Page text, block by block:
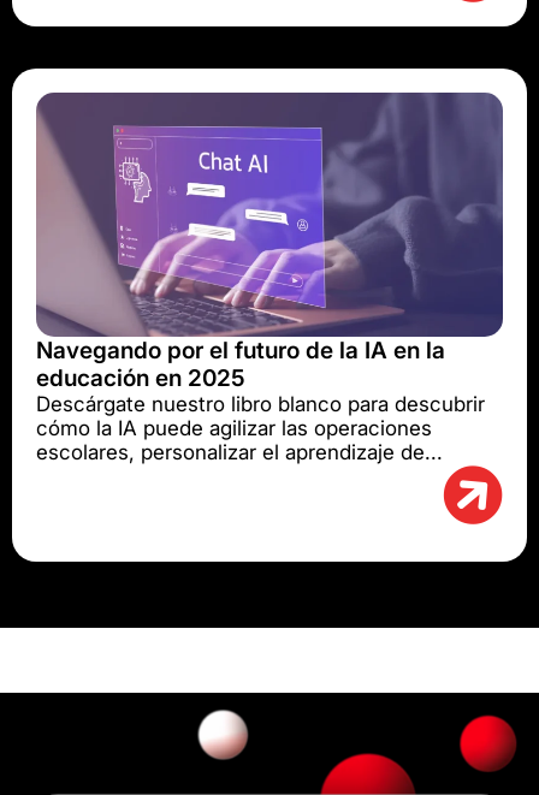
Navegando por el futuro de la IA en la
educación en 2025
Descárgate nuestro libro blanco para descubrir
cómo la IA puede agilizar las operaciones
escolares, personalizar el aprendizaje de...